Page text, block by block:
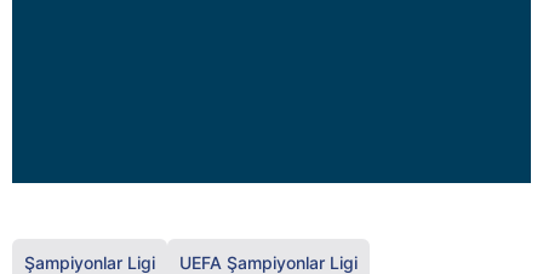
Şampiyonlar Ligi UEFA Şampiyonlar Ligi